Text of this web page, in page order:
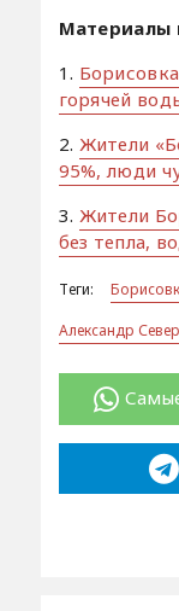
Материалы
1.
горячей
2. Жители
95%, люди
3. Жители
без тепла,
Теги:
Александр